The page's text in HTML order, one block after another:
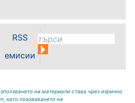
RSS
емисии
на материали става чрез изрично
като позоваването на